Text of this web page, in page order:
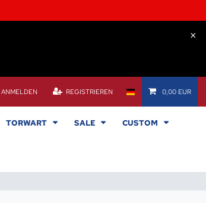
×
ANMELDEN REGISTRIEREN 0,00 EUR
TORWART SALE CUSTOM